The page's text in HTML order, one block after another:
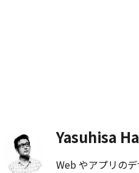
Yasuhisa
Web やアプリの